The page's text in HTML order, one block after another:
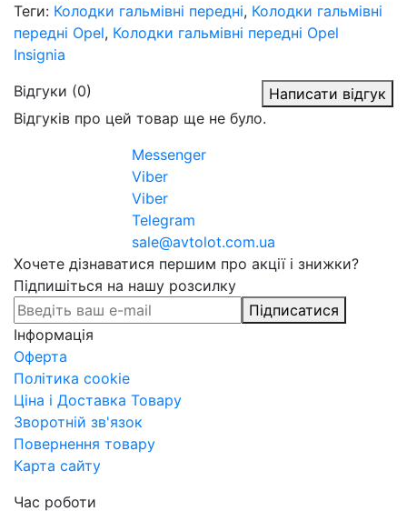
Теги: Колодки гальмівні передні, Колодки гальмівні
передні Opel, Колодки гальмівні передні Opel
Insignia
Відгуки (0)
Написати відгук
Відгуків про цей товар ще не було.
Messenger
Viber
Viber
Telegram
sale@avtolot.com.ua
Хочете дізнаватися першим про акції і знижки?
Підпишіться на нашу розсилку
Підписатися
Інформація
Оферта
Політика cookie
Ціна і Доставка Товару
Зворотній зв'язок
Повернення товару
Карта сайту
Час роботи